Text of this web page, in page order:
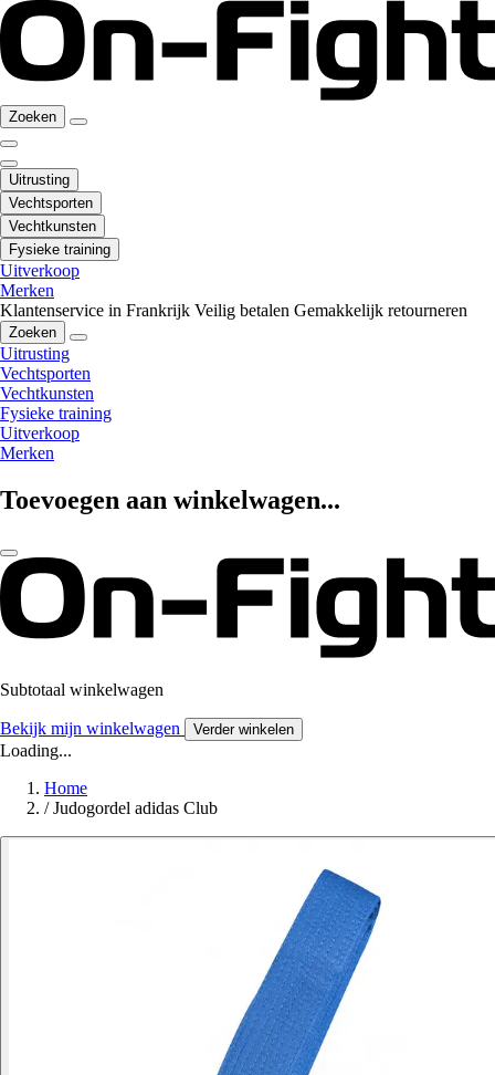
Zoeken
Uitrusting
Vechtsporten
Vechtkunsten
Fysieke training
Uitverkoop
Merken
Klantenservice in Frankrijk Veilig betalen Gemakkelijk retourneren
Zoeken
Uitrusting
Vechtsporten
Vechtkunsten
Fysieke training
Uitverkoop
Merken
Toevoegen aan winkelwagen...
Subtotaal winkelwagen
Bekijk mijn winkelwagen Verder winkelen
Loading...
Home
/ Judogordel adidas Club